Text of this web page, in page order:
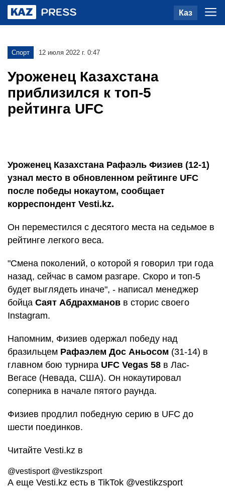
Каз
Спорт 12 июля 2022 г. 0:47
Уроженец Казахстана
приблизился к топ-5
рейтинга UFC
Уроженец Казахстана Рафаэль Физиев (12-1)
узнал место в обновленном рейтинге UFC
после победы нокаутом, сообщает
корреспондент Vesti.kz.
Он переместился с десятого места на седьмое в
рейтинге легкого веса.
"Смена поколений, о которой я говорил три года
назад, сейчас в самом разгаре. Скоро и топ-5
будет выглядеть иначе", - написал менеджер
бойца Саят Абдрахманов в сторис своего
Instagram.
Напомним, Физиев одержал победу над
бразильцем Рафаэлем Дос Аньосом (31-14) в
главном бою турнира UFC Vegas 58 в Лас-
Вегасе (Невада, США). Он нокаутировал
соперника в начале пятого раунда.
Физиев продлил победную серию в UFC до
шести поединков.
Читайте Vesti.kz в
@vestisport @vestikzsport
А еще Vesti.kz есть в TikTok @vestikzsport